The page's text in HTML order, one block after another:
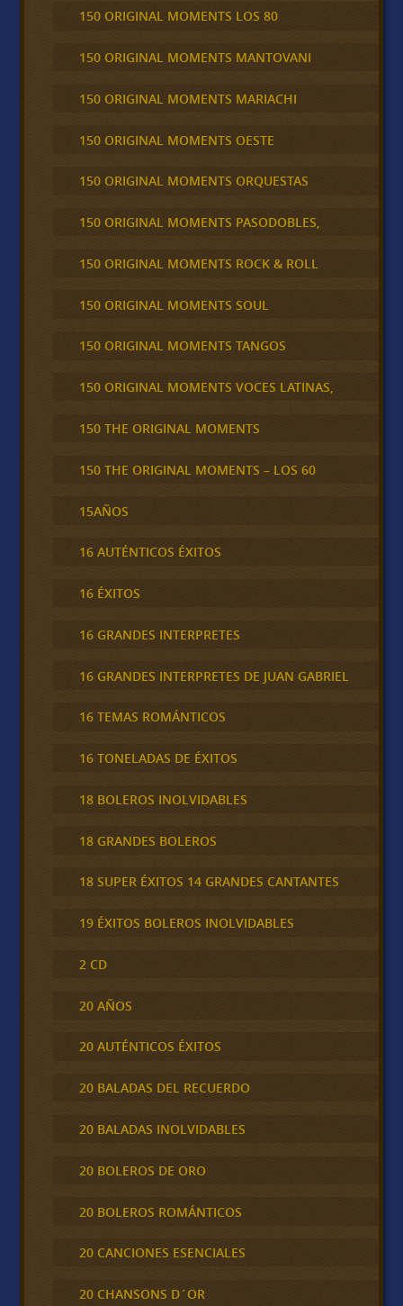
150 ORIGINAL MOMENTS LOS 80
150 ORIGINAL MOMENTS MANTOVANI
150 ORIGINAL MOMENTS MARIACHI
150 ORIGINAL MOMENTS OESTE
150 ORIGINAL MOMENTS ORQUESTAS
150 ORIGINAL MOMENTS PASODOBLES,
150 ORIGINAL MOMENTS ROCK & ROLL
150 ORIGINAL MOMENTS SOUL
150 ORIGINAL MOMENTS TANGOS
150 ORIGINAL MOMENTS VOCES LATINAS,
150 THE ORIGINAL MOMENTS
150 THE ORIGINAL MOMENTS – LOS 60
15AÑOS
16 AUTÉNTICOS ÉXITOS
16 ÉXITOS
16 GRANDES INTERPRETES
16 GRANDES INTERPRETES DE JUAN GABRIEL
16 TEMAS ROMÁNTICOS
16 TONELADAS DE ÉXITOS
18 BOLEROS INOLVIDABLES
18 GRANDES BOLEROS
18 SUPER ÉXITOS 14 GRANDES CANTANTES
19 ÉXITOS BOLEROS INOLVIDABLES
2 CD
20 AÑOS
20 AUTÉNTICOS ÉXITOS
20 BALADAS DEL RECUERDO
20 BALADAS INOLVIDABLES
20 BOLEROS DE ORO
20 BOLEROS ROMÁNTICOS
20 CANCIONES ESENCIALES
20 CHANSONS D´OR